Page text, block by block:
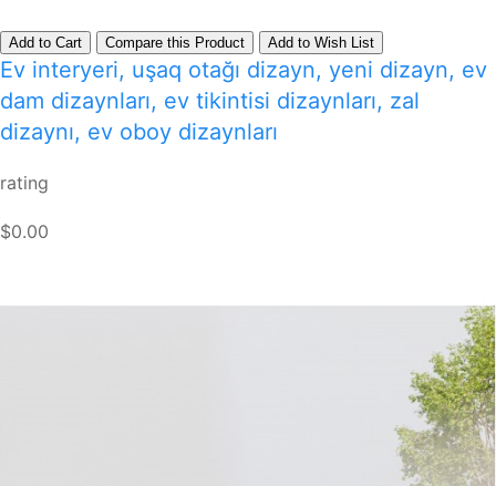
Add to Cart Compare this Product Add to Wish List
Ev interyeri, uşaq otağı dizayn, yeni dizayn, ev
dam dizaynları, ev tikintisi dizaynları, zal
dizaynı, ev oboy dizaynları
rating
$0.00